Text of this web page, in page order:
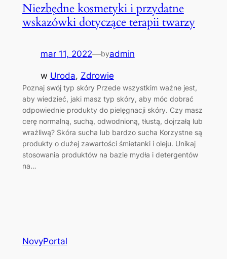
Niezbędne kosmetyki i przydatne
wskazówki dotyczące terapii twarzy
mar 11, 2022—byadmin
w Uroda, Zdrowie
Poznaj swój typ skóry Przede wszystkim ważne jest,
aby wiedzieć, jaki masz typ skóry, aby móc dobrać
odpowiednie produkty do pielęgnacji skóry. Czy masz
cerę normalną, suchą, odwodnioną, tłustą, dojrzałą lub
wrażliwą? Skóra sucha lub bardzo sucha Korzystne są
produkty o dużej zawartości śmietanki i oleju. Unikaj
stosowania produktów na bazie mydła i detergentów
na…
NovyPortal